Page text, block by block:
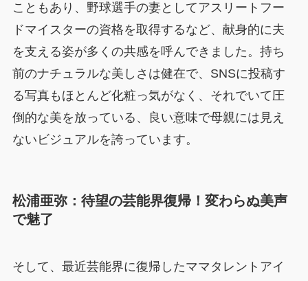
こともあり、野球選手の妻としてアスリートフー
ドマイスターの資格を取得するなど、献身的に夫
を支える姿が多くの共感を呼んできました。持ち
前のナチュラルな美しさは健在で、SNSに投稿す
る写真もほとんど化粧っ気がなく、それでいて圧
倒的な美を放っている、良い意味で母親には見え
ないビジュアルを誇っています。
松浦亜弥：待望の芸能界復帰！変わらぬ美声
で魅了
そして、最近芸能界に復帰したママタレントアイ